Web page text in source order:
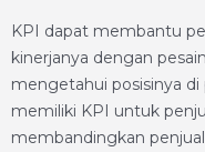
KPI dapat membantu
kinerjanya dengan
mengetahui posisinya di
memiliki KPI untuk
membandingkan